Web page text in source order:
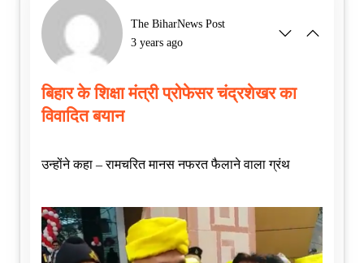
The BiharNews Post
3 years ago
बिहार के शिक्षा मंत्री प्रोफेसर चंद्रशेखर का
विवादित बयान
उन्होंने कहा – रामचरित मानस नफरत फैलाने वाला ग्रंथ